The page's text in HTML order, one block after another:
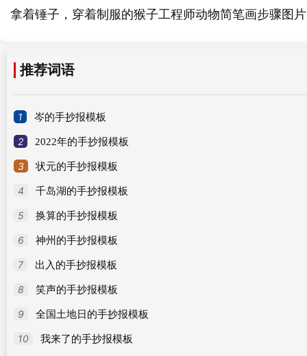
拿着锤子，穿着制服的猴子工程师动物简笔画步骤图片
推荐词语
1 岑的手抄报模板
2 2022年的手抄报模板
3 状元的手抄报模板
4 千岛湖的手抄报模板
5 换算的手抄报模板
6 神州的手抄报模板
7 出入的手抄报模板
8 笑声的手抄报模板
9 全国土地日的手抄报模板
10 我来了的手抄报模板